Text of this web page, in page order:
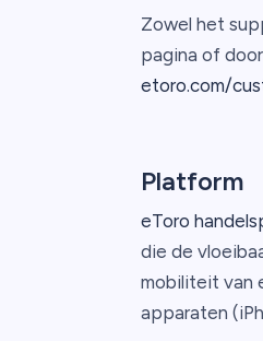
Zowel het
pagina of
etoro.com/
Platform
eToro
die de
mobiliteit van
apparaten